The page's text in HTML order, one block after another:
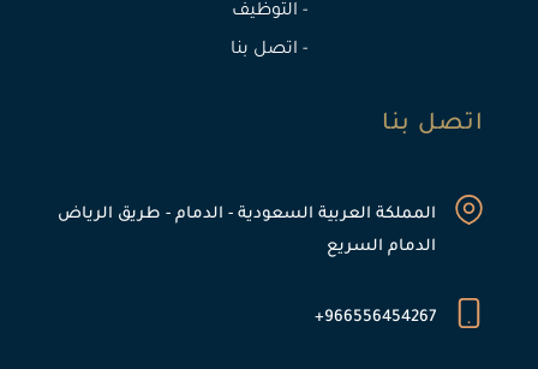
- التوظيف
- اتصل بنا
اتصل بنا
المملكة العربية السعودية - الدمام - طريق الرياض
الدمام السريع
966556454267+